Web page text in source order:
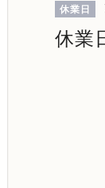
休業日
休業